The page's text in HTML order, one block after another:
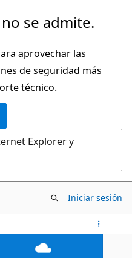
se admite.
aprovechar las
de seguridad más
técnico.
Explorer y
Iniciar sesión